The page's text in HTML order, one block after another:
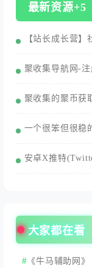
最新资源+5
【站长成长营
聚收集导航网-
聚收集的聚币获
一个很笨但很稳的
安卓X推特
大家都在看
《牛马辅助网